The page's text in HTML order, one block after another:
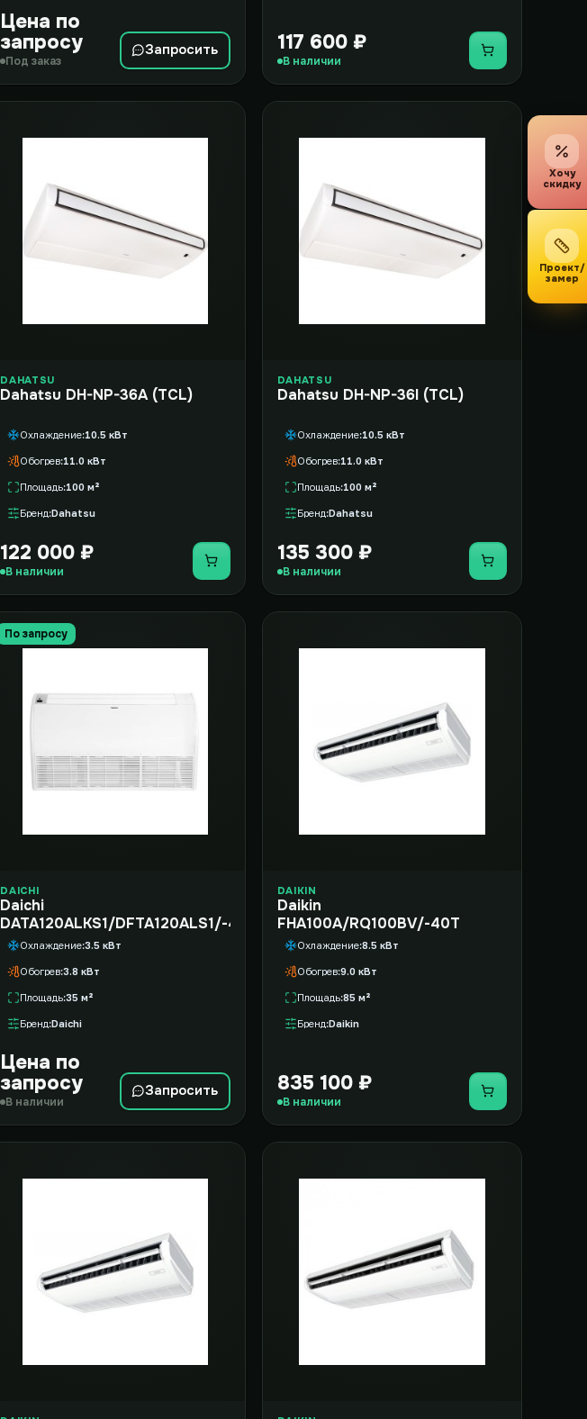
Цена по
запросу
Под заказ
Запросить 117 600 ₽
В наличии Купить
DAHATSU
Dahatsu DH-NP-36A (TCL)
Охлаждение 10.5 кВт
Обогрев 11.0 кВт
Площадь 100 м²
Бренд Dahatsu
122 000 ₽
В наличии Купить
DAHATSU
Dahatsu DH-NP-36I (TCL)
Охлаждение 10.5 кВт
Обогрев 11.0 кВт
Площадь 100 м²
Бренд Dahatsu
135 300 ₽
В наличии Купить
По запросу
DAICHI
Daichi
DATA120ALKS1/DFTA120ALS1/-40
Охлаждение 3.5 кВт
Обогрев 3.8 кВт
Площадь 35 м²
Бренд Daichi
Цена по
запросу
В наличии
Запросить
DAIKIN
Daikin
FHA100A/RQ100BV/-40T
Охлаждение 8.5 кВт
Обогрев 9.0 кВт
Площадь 85 м²
Бренд Daikin
835 100 ₽
В наличии Купить
Хочу
скидку
Проект/
замер